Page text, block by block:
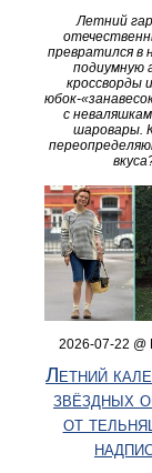
Летний
превратился в
подиумную
кроссворды
с
шаровары.
2026-07-22 @
Летний
звёздных
от